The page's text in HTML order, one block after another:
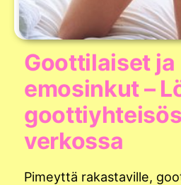
Goottilaiset ja
emosinkut –
verkossa
Pimeyttä rakastaville,